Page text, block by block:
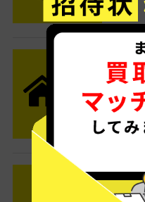
送料
便が
す。
査定